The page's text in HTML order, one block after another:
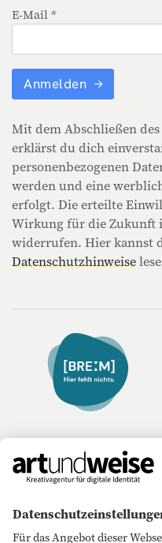
E-Mail *
Anmelden
Mit dem Abschließen
erklärst du dich
personenbezogenen
werden und eine
erfolgt. Die erteilte
Wirkung für die Zukunft
widerrufen. Hier kannst
Datenschutzhinweise